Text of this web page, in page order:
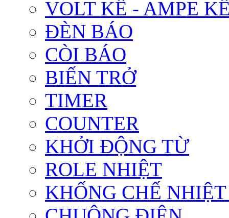
VOLT KẾ - AMPE
ĐÈN BÁO
CÒI BÁO
BIẾN TRỞ
TIMER
COUNTER
KHỞI ĐỘNG TỪ
ROLE NHIỆT
KHỐNG CHẾ